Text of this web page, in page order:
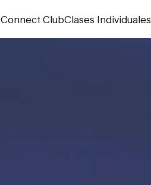
Connect ClubClases Individuales